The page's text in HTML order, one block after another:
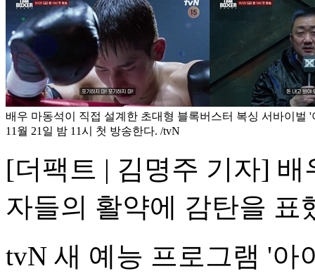
배우 마동석이 직접 설계한 초대형 블록버스터 복싱 서바이벌
11월 21일 밤 11시 첫 방송한다. /tvN
[더팩트 | 김명주 기자]
자들의 활약에 감탄을 표
tvN 새 예능 프로그램 '아